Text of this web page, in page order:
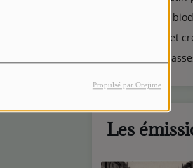
Propulsé par Orejime
Vie et
Vivre et
Les